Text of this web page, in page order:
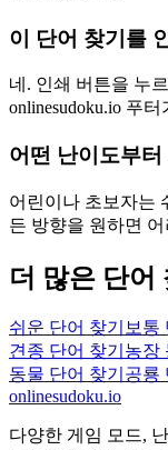
이 단어 찾기를
네. 인쇄 버튼을 누
onlinesudoku.io 푸
어떤 난이도부
어린이나 초보자는
든 방향을 원하면
더 많은 단어
쉬운 단어 찾기 보통
견종 단어 찾기 농장
동물 단어 찾기 공룡
onlinesudoku.io
다양한 게임 모드,